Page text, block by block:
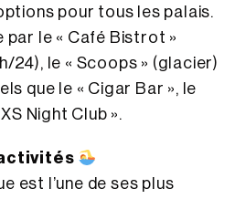
pour tous les palais.
par le « Café Bistrot »
24), le « Scoops » (glacier)
que le « Cigar Bar », le
Night Club ».
est l’une de ses plus